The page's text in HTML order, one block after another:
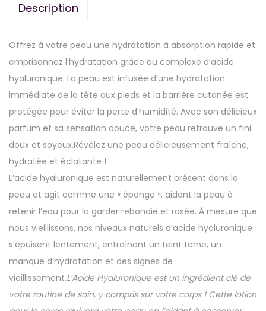
Description
Offrez à votre peau une hydratation à absorption rapide et
emprisonnez l’hydratation grâce au complexe d’acide
hyaluronique. La peau est infusée d’une hydratation
immédiate de la tête aux pieds et la barrière cutanée est
protégée pour éviter la perte d’humidité. Avec son délicieux
parfum et sa sensation douce, votre peau retrouve un fini
doux et soyeux.Révélez une peau délicieusement fraîche,
hydratée et éclatante !
L’acide hyaluronique est naturellement présent dans la
peau et agit comme une « éponge », aidant la peau à
retenir l’eau pour la garder rebondie et rosée. À mesure que
nous vieillissons, nos niveaux naturels d’acide hyaluronique
s’épuisent lentement, entraînant un teint terne, un
manque d’hydratation et des signes de
vieillissement.L’Acide Hyaluronique est un ingrédient clé de
votre routine de soin, y compris sur votre corps ! Cette lotion